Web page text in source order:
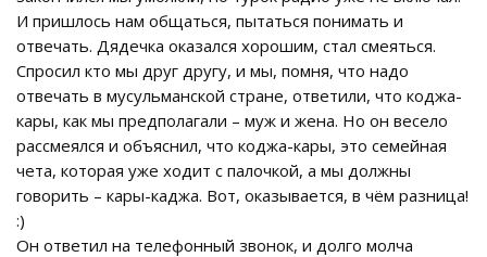
И пришлось нам общаться, пытаться понимать и
отвечать. Дядечка оказался хорошим, стал смеяться.
Спросил кто мы друг другу, и мы, помня, что надо
отвечать в мусульманской стране, ответили, что коджа-
кары, как мы предполагали – муж и жена. Но он весело
рассмеялся и объяснил, что коджа-кары, это семейная
чета, которая уже ходит с палочкой, а мы должны
говорить – кары-каджа. Вот, оказывается, в чём разница!
:)
Он ответил на телефонный звонок, и долго молча